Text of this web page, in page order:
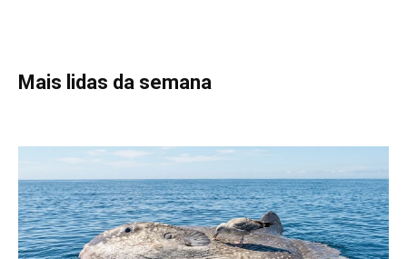
Peixe-lua emerge horizontalmente na superfície oceânica para
permitir que aves marinhas removam ectoparasitas